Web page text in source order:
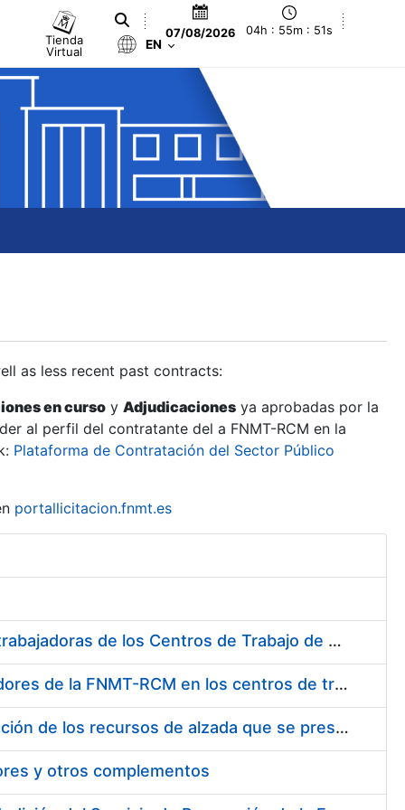
Tienda
Virtual
07/08/2026 04h : 55m : 52s
EN
as less recent past contracts:
en curso y Adjudicaciones ya aprobadas por la
al perfil del contratante del a FNMT-RCM en la
Plataforma de Contratación del Sector Público
portallicitacion.fnmt.es
Suministro de Protectores Auditivos a medida para las personas trabajadoras de los Centros de Trabajo de Madrid y Burgos
Suministro de gafas graduadas antiproyecciones para los trabajadores de la FNMT-RCM en los centros de trabajo de Madrid y Burgos
Servicios de una empresa externa para el asesoramiento y resolución de los recursos de alzada que se presentan relacionados con procesos de selección para la FNMT-RCM
y otros complementos